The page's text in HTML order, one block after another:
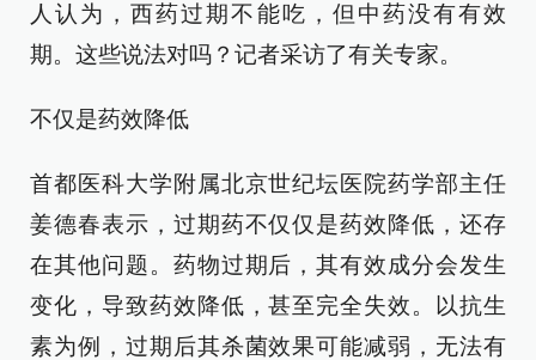
人认为，西药过期不能吃，但中药没有有效
期。这些说法对吗？记者采访了有关专家。
不仅是药效降低
首都医科大学附属北京世纪坛医院药学部主任
姜德春表示，过期药不仅仅是药效降低，还存
在其他问题。药物过期后，其有效成分会发生
变化，导致药效降低，甚至完全失效。以抗生
素为例，过期后其杀菌效果可能减弱，无法有